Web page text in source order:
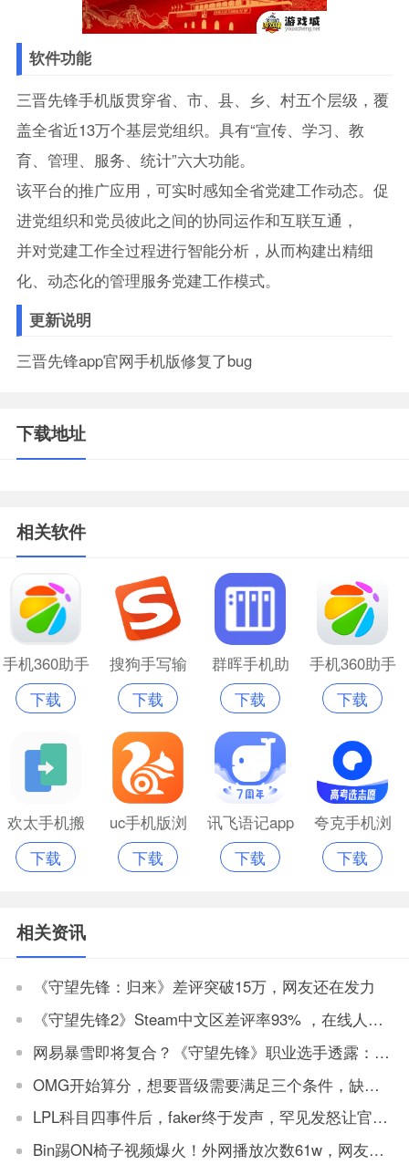
软件功能
三晋先锋手机版贯穿省、市、县、乡、村五个层级，覆
盖全省近13万个基层党组织。具有“宣传、学习、教
育、管理、服务、统计”六大功能。
该平台的推广应用，可实时感知全省党建工作动态。促
进党组织和党员彼此之间的协同运作和互联互通，
并对党建工作全过程进行智能分析，从而构建出精细
化、动态化的管理服务党建工作模式。
更新说明
三晋先锋app官网手机版修复了bug
下载地址
相关软件
手机360助手
软件
下载
搜狗手写输
入法手机版
下载
群晖手机助
手app
下载
手机360助手
免费版
下载
欢太手机搬
家app官网版
下载
uc手机版浏
览器
下载
讯飞语记app
手机版
下载
夸克手机浏
览器
下载
相关资讯
《守望先锋：归来》差评突破15万，网友还在发力
《守望先锋2》Steam中文区差评率93% ，在线人数反而上升
网易暴雪即将复合？《守望先锋》职业选手透露：2024年必能玩到国服
OMG开始算分，想要晋级需要满足三个条件，缺一不可
LPL科目四事件后，faker终于发声，罕见发怒让官方解决
Bin踢ON椅子视频爆火！外网播放次数61w，网友：坏事传千里